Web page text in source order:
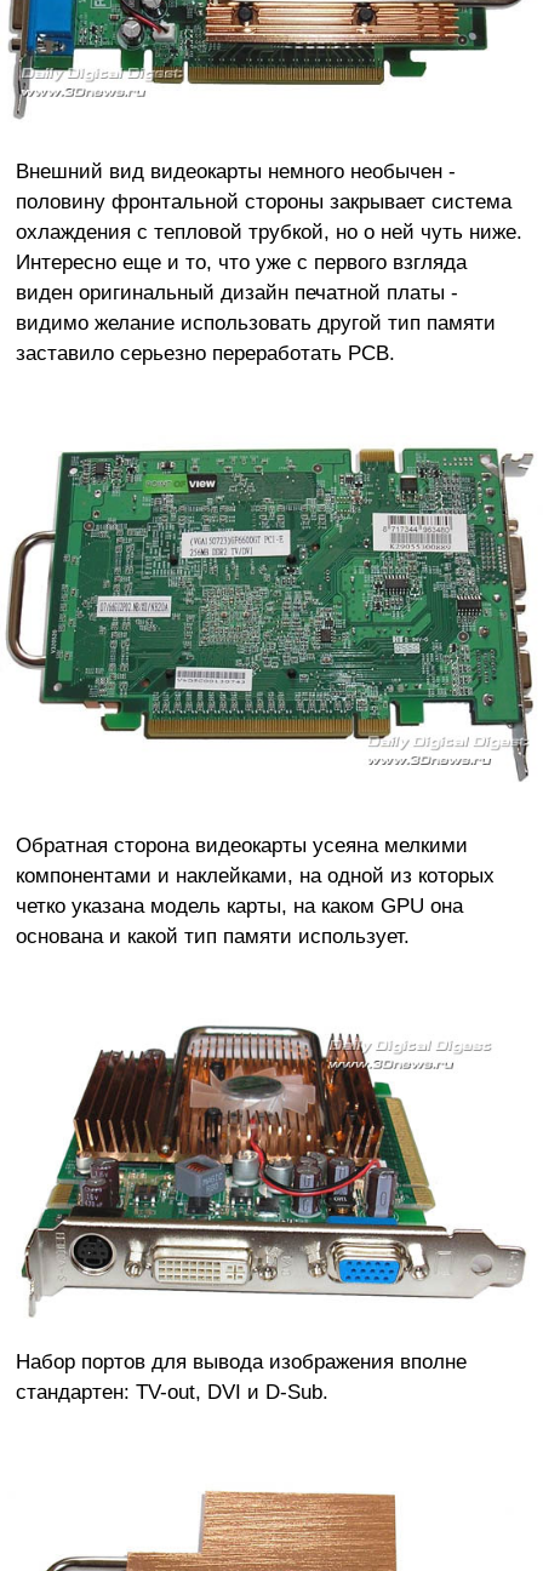
Внешний вид видеокарты немного необычен -
половину фронтальной стороны закрывает система
охлаждения с тепловой трубкой, но о ней чуть ниже.
Интересно еще и то, что уже с первого взгляда
виден оригинальный дизайн печатной платы -
видимо желание использовать другой тип памяти
заставило серьезно переработать PCB.
Обратная сторона видеокарты усеяна мелкими
компонентами и наклейками, на одной из которых
четко указана модель карты, на каком GPU она
основана и какой тип памяти использует.
Набор портов для вывода изображения вполне
стандартен: TV-out, DVI и D-Sub.